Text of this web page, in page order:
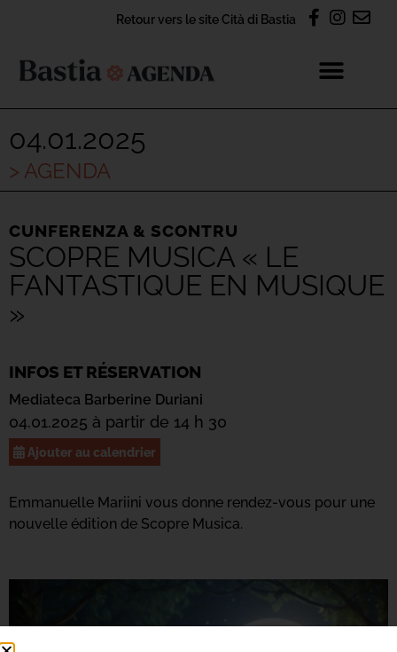
Retour vers le site Cità di Bastia
04.01.2025
> AGENDA
CUNFERENZA & SCONTRU
SCOPRE MUSICA « LE
FANTASTIQUE EN MUSIQUE
»
INFOS ET RÉSERVATION
Mediateca Barberine Duriani
04.01.2025 à partir de 14 h 30
Ajouter au calendrier
Emmanuelle Mariini vous donne rendez-vous pour une
nouvelle édition de Scopre Musica.